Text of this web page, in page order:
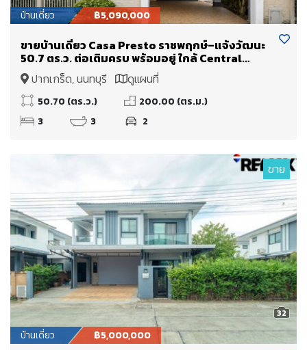
บ้านเดี่ยว ฿5,090,000
ขายบ้านเดี่ยว Casa Presto ราชพฤกษ์–แจ้งวัฒนะ
50.7 ตร.ว. ต่อเติมครบ พร้อมอยู่ ใกล้ Central
Westgate และโรงเรียนนานาชาติ DBS ราคา 5.09
ล้านบาท
ปากเกร็ด, นนทบุรี ดูแผนที่
50.70 (ตร.ว.)
200.00 (ตร.ม.)
3
3 2
32
ขาย
บ้านเดี่ยว ฿5,000,000